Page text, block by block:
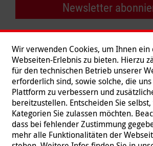
Newsletter
Wir verwenden Cookies, um Ihnen ein
Webseiten-Erlebnis zu bieten. Hierzu
für den technischen Betrieb unserer
erforderlich sind, sowie solche, die
Plattform zu verbessern und
bereitzustellen. Entscheiden Sie
Kategorien Sie zulassen möchten.
dass bei fehlender Zustimmung
mehr alle Funktionalitäten der